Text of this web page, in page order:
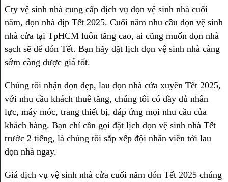
Cty vệ sinh nhà cung cấp dịch vụ dọn vệ sinh nhà cuối
năm, dọn nhà dịp Tết 2025. Cuối năm nhu cầu dọn vệ sinh
nhà cửa tại TpHCM luôn tăng cao, ai cũng muốn dọn nhà
sạch sẽ để đón Tết. Bạn hãy đặt lịch dọn vệ sinh nhà càng
sớm càng được giá tốt.
Chúng tôi nhận dọn dẹp, lau dọn nhà cửa xuyên Tết 2025,
với nhu cầu khách thuê tăng, chúng tôi có đầy đủ nhân
lực, máy móc, trang thiết bị, đáp ứng mọi nhu cầu của
khách hàng. Bạn chỉ cần gọi đặt lịch dọn vệ sinh nhà Tết
trước 2 tiếng, là chúng tôi sắp xếp đội nhân viên tới lau
dọn nhà ngay.
Giá dịch vụ vệ sinh nhà cửa cuối năm đón Tết 2025 chúng